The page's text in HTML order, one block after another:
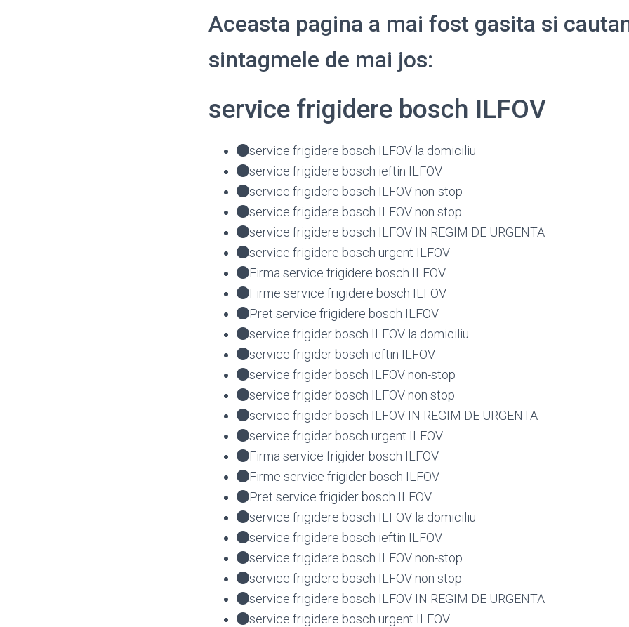
Aceasta pagina a mai fost gasita si
sintagmele de mai jos:
service frigidere bosch ILFOV
service frigidere bosch ILFOV la domiciliu
service frigidere bosch ieftin ILFOV
service frigidere bosch ILFOV non-stop
service frigidere bosch ILFOV non stop
service frigidere bosch ILFOV IN REGIM DE URGENTA
service frigidere bosch urgent ILFOV
Firma service frigidere bosch ILFOV
Firme service frigidere bosch ILFOV
Pret service frigidere bosch ILFOV
service frigider bosch ILFOV la domiciliu
service frigider bosch ieftin ILFOV
service frigider bosch ILFOV non-stop
service frigider bosch ILFOV non stop
service frigider bosch ILFOV IN REGIM DE URGENTA
service frigider bosch urgent ILFOV
Firma service frigider bosch ILFOV
Firme service frigider bosch ILFOV
Pret service frigider bosch ILFOV
service frigidere bosch ILFOV la domiciliu
service frigidere bosch ieftin ILFOV
service frigidere bosch ILFOV non-stop
service frigidere bosch ILFOV non stop
service frigidere bosch ILFOV IN REGIM DE URGENTA
service frigidere bosch urgent ILFOV